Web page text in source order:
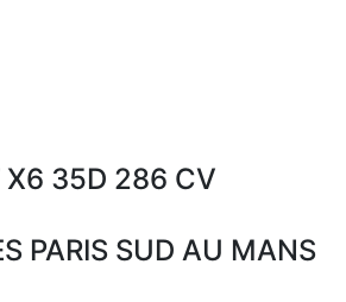
X6 35D 286 CV
PARIS SUD AU MANS